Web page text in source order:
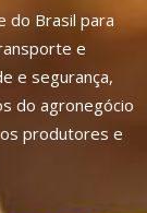
do Brasil para
e
e segurança,
do agronegócio
produtores e